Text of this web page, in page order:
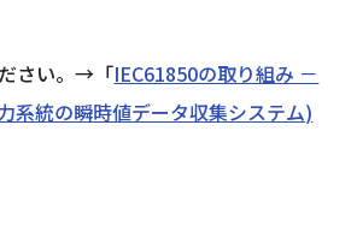
さい。→「IEC61850の取り組み －
系統の瞬時値データ収集システム)